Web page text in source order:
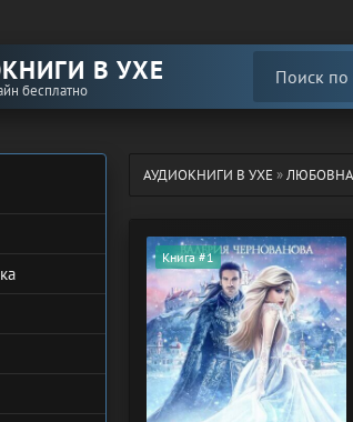
В УХЕ
бесплатно
АУДИОКНИГИ В УХЕ»
Книга #1